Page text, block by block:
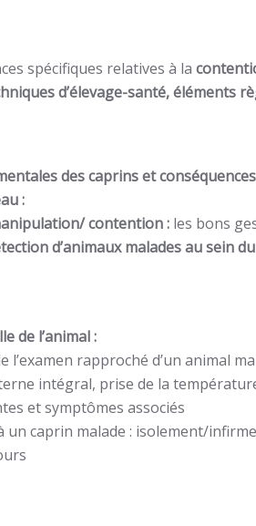
spécifiques relatives à la
d’élevage-santé, éléments
des caprins et
:
contention : les bons
d’animaux malades au sein
de l’animal :
l’examen rapproché d’un animal
intégral, prise de la
et symptômes associés
un caprin malade : isolement/